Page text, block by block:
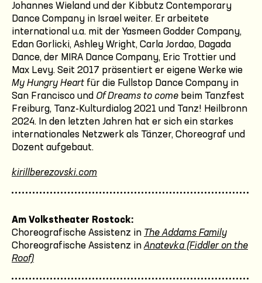
Johannes Wieland und der Kibbutz Contemporary
Dance Company in Israel weiter. Er arbeitete
international u.a. mit der Yasmeen Godder Company,
Edan Gorlicki, Ashley Wright, Carla Jordao, Dagada
Dance, der MIRA Dance Company, Eric Trottier und
Max Levy. Seit 2017 präsentiert er eigene Werke wie
My Hungry Heart für die Fullstop Dance Company in
San Francisco und Of Dreams to come beim Tanzfest
Freiburg, Tanz-Kulturdialog 2021 und Tanz! Heilbronn
2024. In den letzten Jahren hat er sich ein starkes
internationales Netzwerk als Tänzer, Choreograf und
Dozent aufgebaut.
kirillberezovski.com
Am Volkstheater Rostock:
Choreografische Assistenz in The Addams Family
Choreografische Assistenz in Anatevka (Fiddler on the
Roof)